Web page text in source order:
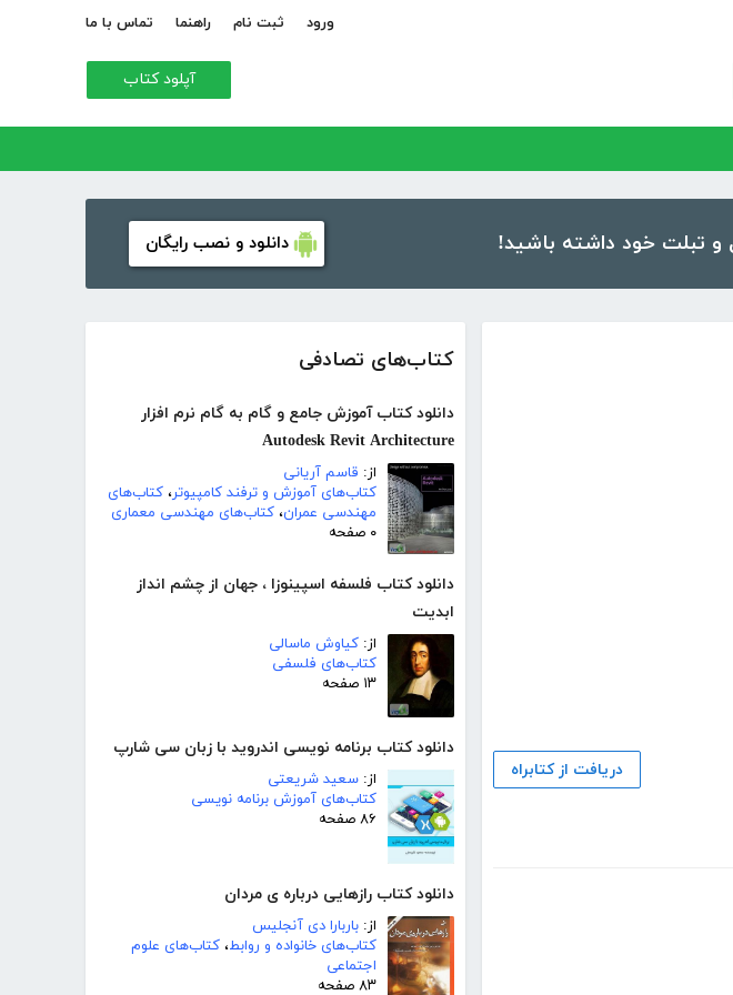
ورود ثبت نام راهنما تماس با ما
آپلود کتاب
دانلود و نصب رایگان
کتاب‌های تصادفی
دانلود کتاب آموزش جامع و گام به گام نرم افزار
Autodesk Revit Architecture
از: قاسم آریانی
کتاب‌های آموزش و ترفند کامپیوتر، کتاب‌های
مهندسی عمران، کتاب‌های مهندسی معماری
۰ صفحه
دانلود کتاب فلسفه اسپینوزا ، جهان از چشم انداز
ابدیت
از: کیاوش ماسالی
کتاب‌های فلسفی
۱۳ صفحه
دانلود کتاب برنامه نویسی اندروید با زبان سی شارپ
از: سعید شریعتی
کتاب‌های آموزش برنامه نویسی
۸۶ صفحه
دانلود کتاب رازهایی درباره ی مردان
از: باربارا دی آنجلیس
کتاب‌های خانواده و روابط، کتاب‌های علوم
اجتماعی
۸۳ صفحه
دریافت از کتابراه